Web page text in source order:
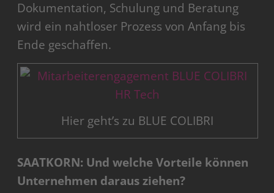
Dokumentation, Schulung und Beratung
wird ein nahtloser Prozess von Anfang bis
Ende geschaffen.
Hier geht’s zu BLUE COLIBRI
SAATKORN: Und welche Vorteile können
Unternehmen daraus ziehen?